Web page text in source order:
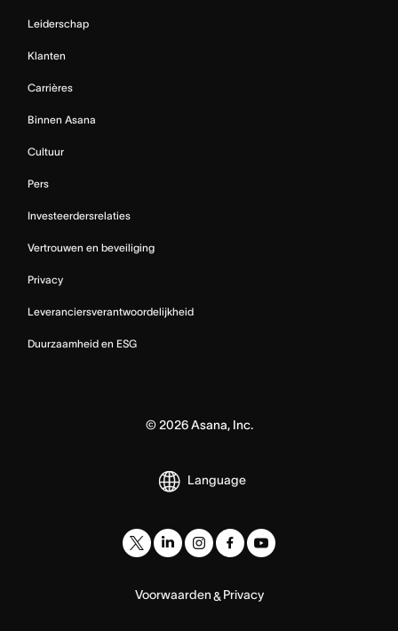
Leiderschap
Klanten
Carrières
Binnen Asana
Cultuur
Pers
Investeerdersrelaties
Vertrouwen en beveiliging
Privacy
Leveranciersverantwoordelijkheid
Duurzaamheid en ESG
© 2026Asana, Inc.
Language
Voorwaarden& Privacy